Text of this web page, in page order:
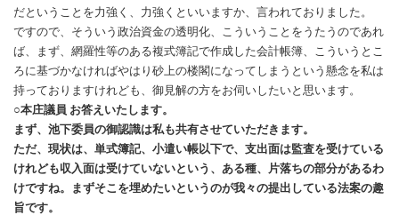
だということを力強く、力強くといいますか、言われておりました。
ですので、そういう政治資金の透明化、こういうことをうたうのであれ
ば、まず、網羅性等のある複式簿記で作成した会計帳簿、こういうとこ
ろに基づかなければやはり砂上の楼閣になってしまうという懸念を私は
持っておりますけれども、御見解の方をお伺いしたいと思います。
○本庄議員 お答えいたします。
まず、池下委員の御認識は私も共有させていただきます。
ただ、現状は、単式簿記、小遣い帳以下で、支出面は監査を受けている
けれども収入面は受けていないという、ある種、片落ちの部分があるわ
けですね。まずそこを埋めたいというのが我々の提出している法案の趣
旨です。